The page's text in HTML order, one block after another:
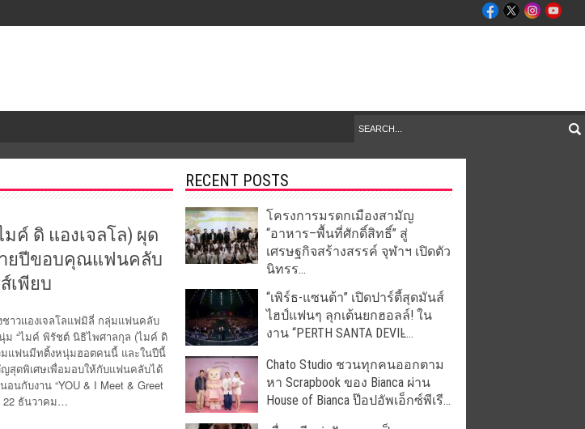
ค์ ดิ แองเจลโล) ผุด
ยปีขอบคุณแฟนคลับ
เพียบ
ชาวแองเจลโลแฟมิลี่ กลุ่มแฟนคลับ
ม “ไมค์ พิรัชต์ นิธิไพศาลกุล (ไมค์ ดิ
วมแฟนมีทติ้งหนุ่มฮอตคนนี้ และในปีนี้
ญสุดพิเศษเพื่อมอบให้กับแฟนคลับได้
นกับงาน “YOU & I Meet & Greet
22 ธันวาคม…
RECENT POSTS
โครงการมรดกเมืองสามัญ
“อาหาร–พื้นที่ศักดิ์สิทธิ์” สู่
เศรษฐกิจสร้างสรรค์ จุฬาฯ เปิดตัว
นิทรร...
“เพิร์ธ-แซนต้า” เปิดปาร์ตี้สุดมันส์
ไฮป์แฟนๆ ลุกเต้นยกฮอลล์! ใน
งาน “PERTH SANTA DEVIL̵...
Chato Studio ชวนทุกคนออกตาม
หา Scrapbook ของ Bianca ผ่าน
House of Bianca ป๊อปอัพเอ็กซ์พีเรี...